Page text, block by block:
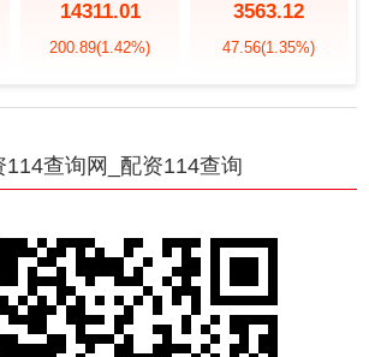
14311.01
200.89(1.42%)
3563.12
47.56(1.35%)
114查询网_配资114查询